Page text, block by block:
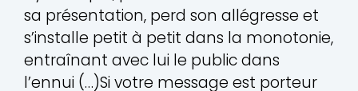
sa présentation, perd son allégresse et
s’installe petit à petit dans la monotonie,
entraînant avec lui le public dans
l’ennui (…)Si votre message est porteur